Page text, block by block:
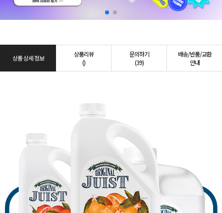
상품 상세 정보
상품리뷰
()
문의하기
(39)
배송/반품/교환
안내